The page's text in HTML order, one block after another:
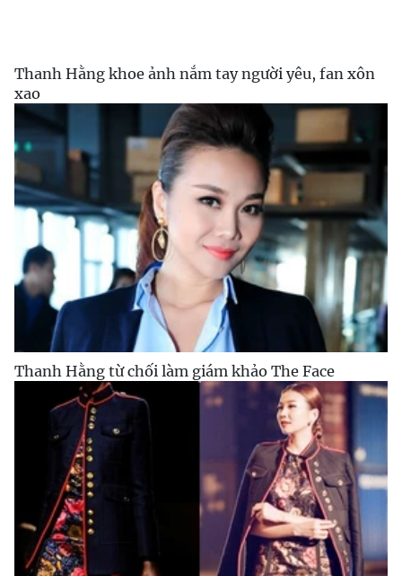
Thanh Hằng khoe ảnh nắm tay người yêu, fan xôn
xao
Thanh Hằng từ chối làm giám khảo The Face